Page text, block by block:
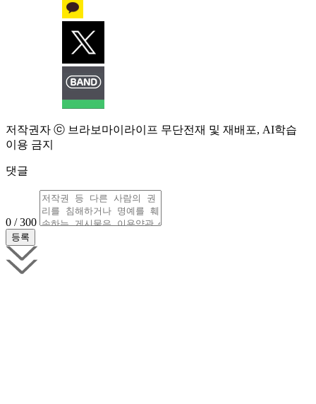
저작권자 ⓒ 브라보마이라이프 무단전재 및 재배포, AI학습
이용 금지
댓글
0 / 300